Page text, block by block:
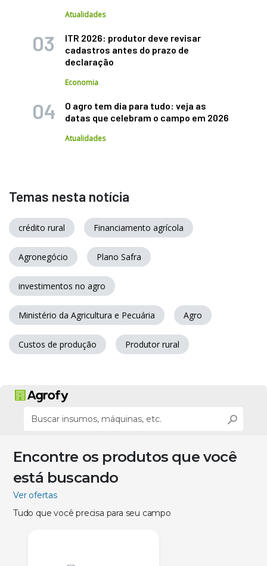
Atualidades
ITR 2026: produtor deve revisar
cadastros antes do prazo de
declaração
Economia
O agro tem dia para tudo: veja as
datas que celebram o campo em 2026
Atualidades
Temas nesta notícia
crédito rural Financiamento agrícola
Agronegócio Plano Safra
investimentos no agro
Ministério da Agricultura e Pecuária Agro
Custos de produção Produtor rural
Encontre os produtos que você
está buscando
Ver ofertas
Tudo que você precisa para seu campo